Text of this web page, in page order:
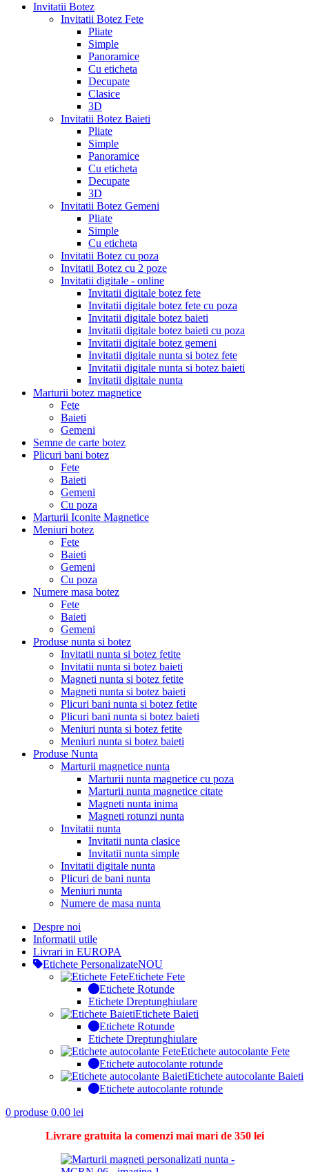
Invitatii Botez
Invitatii Botez Fete
Pliate
Simple
Panoramice
Cu eticheta
Decupate
Clasice
3D
Invitatii Botez Baieti
Pliate
Simple
Panoramice
Cu eticheta
Decupate
3D
Invitatii Botez Gemeni
Pliate
Simple
Cu eticheta
Invitatii Botez cu poza
Invitatii Botez cu 2 poze
Invitatii digitale - online
Invitatii digitale botez fete
Invitatii digitale botez fete cu poza
Invitatii digitale botez baieti
Invitatii digitale botez baieti cu poza
Invitatii digitale botez gemeni
Invitatii digitale nunta si botez fete
Invitatii digitale nunta si botez baieti
Invitatii digitale nunta
Marturii botez magnetice
Fete
Baieti
Gemeni
Semne de carte botez
Plicuri bani botez
Fete
Baieti
Gemeni
Cu poza
Marturii Iconite Magnetice
Meniuri botez
Fete
Baieti
Gemeni
Cu poza
Numere masa botez
Fete
Baieti
Gemeni
Produse nunta si botez
Invitatii nunta si botez fetite
Invitatii nunta si botez baieti
Magneti nunta si botez fetite
Magneti nunta si botez baieti
Plicuri bani nunta si botez fetite
Plicuri bani nunta si botez baieti
Meniuri nunta si botez fetite
Meniuri nunta si botez baieti
Produse Nunta
Marturii magnetice nunta
Marturii nunta magnetice cu poza
Marturii nunta magnetice citate
Magneti nunta inima
Magneti rotunzi nunta
Invitatii nunta
Invitatii nunta clasice
Invitatii nunta simple
Invitatii digitale nunta
Plicuri de bani nunta
Meniuri nunta
Numere de masa nunta
Despre noi
Informatii utile
Livrari in EUROPA
Etichete PersonalizateNOU
Etichete Fete
Etichete Rotunde
Etichete Dreptunghiulare
Etichete Baieti
Etichete Rotunde
Etichete Dreptunghiulare
Etichete autocolante Fete
Etichete autocolante rotunde
Etichete autocolante Baieti
Etichete autocolante rotunde
0 produse 0.00 lei
Livrare gratuita la comenzi mai mari de 350 lei